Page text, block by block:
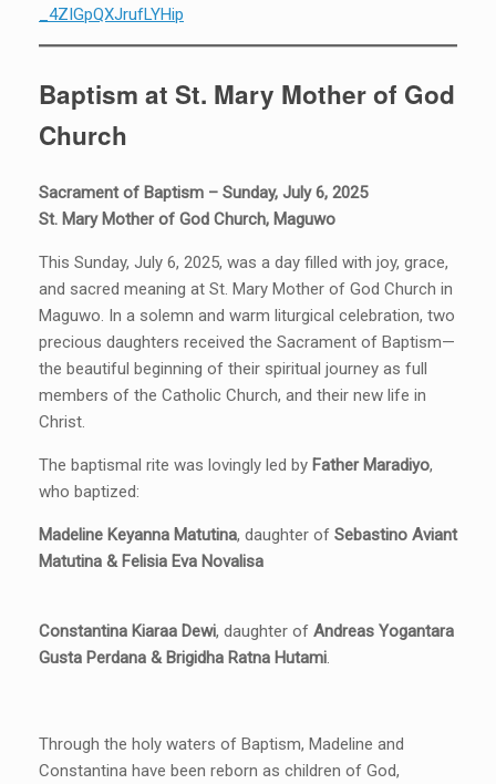
_4ZIGpQXJrufLYHip
Baptism at St. Mary Mother of God
Church
Sacrament of Baptism – Sunday, July 6, 2025
St. Mary Mother of God Church, Maguwo
This Sunday, July 6, 2025, was a day filled with joy, grace,
and sacred meaning at St. Mary Mother of God Church in
Maguwo. In a solemn and warm liturgical celebration, two
precious daughters received the Sacrament of Baptism—
the beautiful beginning of their spiritual journey as full
members of the Catholic Church, and their new life in
Christ.
The baptismal rite was lovingly led by Father Maradiyo,
who baptized:
Madeline Keyanna Matutina, daughter of Sebastino Aviant
Matutina & Felisia Eva Novalisa
Constantina Kiaraa Dewi, daughter of Andreas Yogantara
Gusta Perdana & Brigidha Ratna Hutami.
Through the holy waters of Baptism, Madeline and
Constantina have been reborn as children of God,